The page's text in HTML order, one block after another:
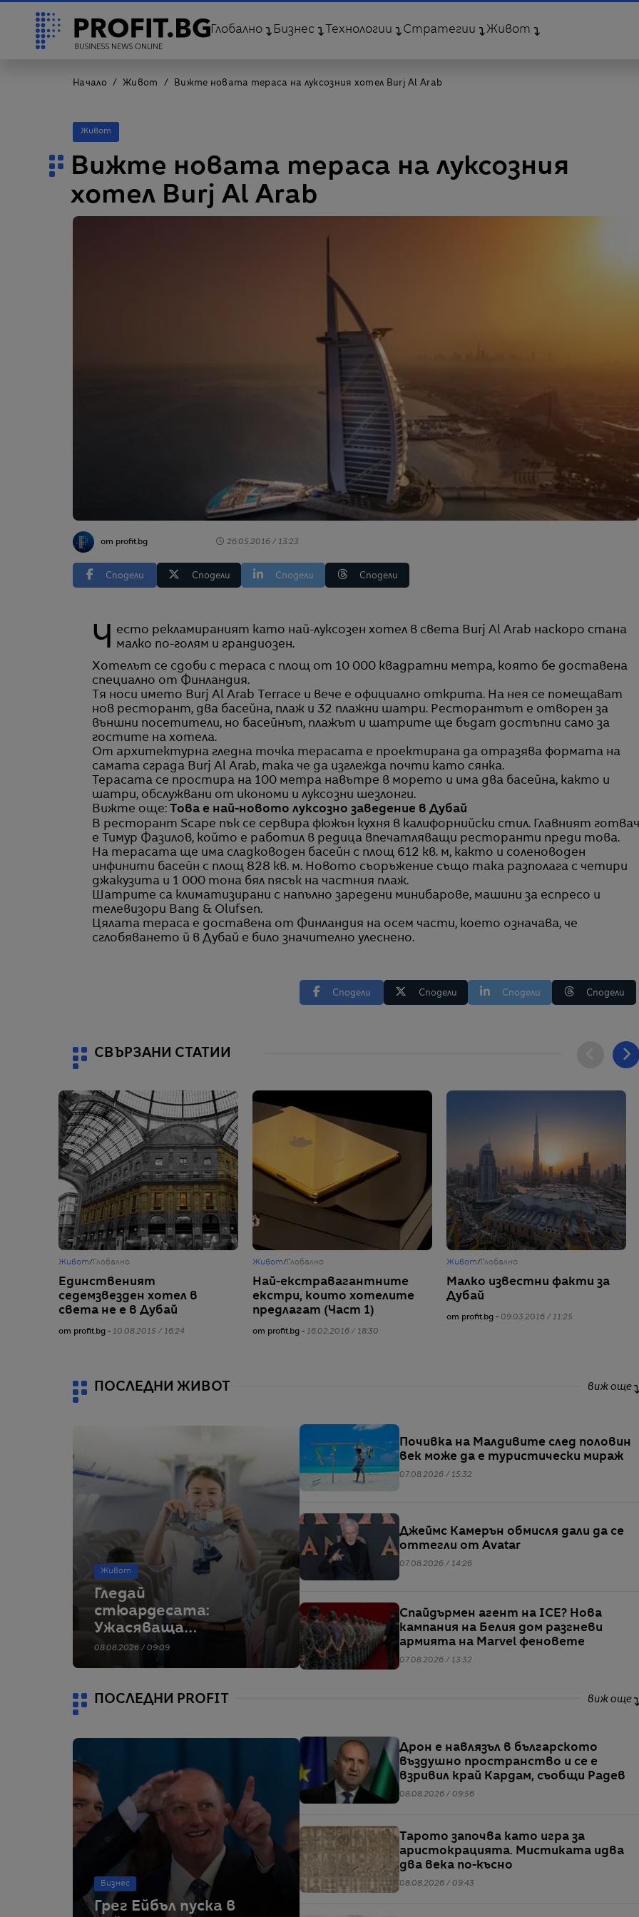
Глобално Бизнес Технологии Стратегии Живот
Начало Живот Вижте новата тераса на луксозния хотел Burj Al Arab
Живот
Вижте новата тераса на луксозния
хотел Burj Al Arab
от profit.bg 26.05.2016 / 13:23
Сподели Сподели Сподели Сподели
Често рекламираният като най-луксозен хотел в света Burj Al Arab наскоро стана малко по-голям и грандиозен.
Хотелът се сдоби с тераса с площ от 10 000 квадратни метра, която бе доставена
специално от Финландия.
Тя носи името Burj Al Arab Terrace и вече е официално открита. На нея се помещават
нов ресторант, два басейна, плаж и 32 плажни шатри. Ресторантът е отворен за
външни посетители, но басейнът, плажът и шатрите ще бъдат достъпни само за
гостите на хотела.
От архитектурна гледна точка терасата е проектирана да отразява формата на
самата сграда Burj Al Arab, така че да изглежда почти като сянка.
Терасата се простира на 100 метра навътре в морето и има два басейна, както и
шатри, обслужвани от икономи и луксозни шезлонги.
Вижте още: Това е най-новото луксозно заведение в Дубай
В ресторант Scape пък се сервира фюжън кухня в калифорнийски стил. Главният готвач
е Тимур Фазилов, който е работил в редица впечатляващи ресторанти преди това.
На терасата ще има сладководен басейн с площ 612 кв. м, както и соленоводен
инфинити басейн с площ 828 кв. м. Новото съоръжение също така разполага с четири
джакузита и 1 000 тона бял пясък на частния плаж.
Шатрите са климатизирани с напълно заредени минибарове, машини за еспресо и
телевизори Bang & Olufsen.
Цялата тераса е доставена от Финландия на осем части, което означава, че
сглобяването й в Дубай е било значително улеснено.
Сподели Сподели Сподели Сподели
СВЪРЗАНИ СТАТИИ
Живот/Глобално
Единственият
седемзвезден хотел в
света не е в Дубай
от profit.bg - 10.08.2015 / 16:24
Живот/Глобално
Най-екстравагантните
екстри, които хотелите
предлагат (Част 1)
от profit.bg - 16.02.2016 / 18:30
Живот/Глобално
Малко известни факти за
Дубай
от profit.bg - 09.03.2016 / 11:25
ПОСЛЕДНИ ЖИВОТ виж още
Живот
Гледай
стюардесата:
Ужасяваща
катастрофа стои
08.08.2026 / 09:09
Почивка на Малдивите след половин
век може да е туристически мираж
07.08.2026 / 15:32
Джеймс Камерън обмисля дали да се
оттегли от Avatar
07.08.2026 / 14:26
Спайдърмен агент на ICE? Нова
кампания на Белия дом разгневи
армията на Marvel феновете
07.08.2026 / 13:32
ПОСЛЕДНИ PROFIT виж още
Бизнес
Грег Ейбъл пуска в
Дрон е навлязъл в българското
въздушно пространство и се е
взривил край Кардам, съобщи Радев
08.08.2026 / 09:56
Тарото започва като игра за
аристокрацията. Мистиката идва
два века по-късно
08.08.2026 / 09:43